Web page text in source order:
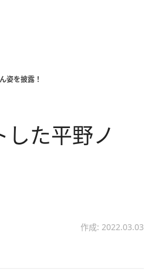
姿を披露！
した平野ノ
作成: 2022.03.03